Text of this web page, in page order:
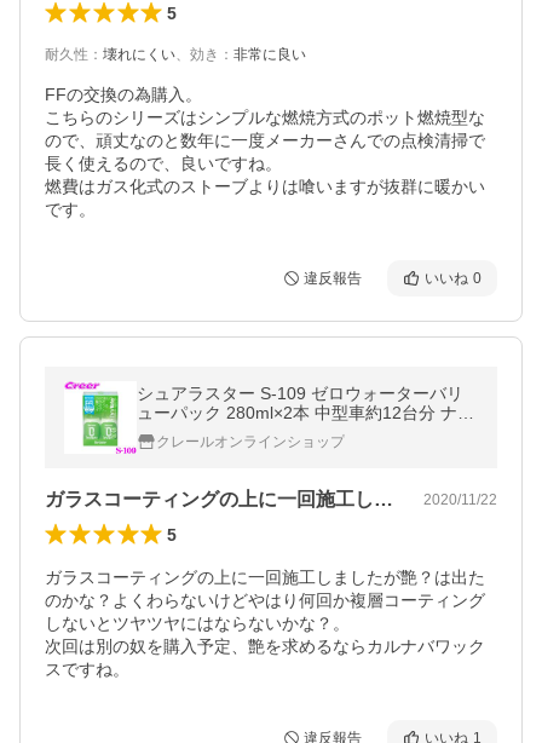
5
耐久性 ： 壊れにくい、 効き ： 非常に良い
FFの交換の為購入。
こちらのシリーズはシンプルな燃焼方式のポット燃焼型な
ので、頑丈なのと数年に一度メーカーさんでの点検清掃で
長く使えるので、良いですね。
燃費はガス化式のストーブよりは喰いますが抜群に暖かい
です。
違反報告 いいね 0
シュアラスター S-109 ゼロウォーターバリ
ューパック 280ml×2本 中型車約12台分 ナノ
成分nano+配合 ガラス系ナノコーティング
洗車 用品
クレールオンラインショップ
ガラスコーティングの上に一回施工しまし… 2020/11/22
5
ガラスコーティングの上に一回施工しましたが艶？は出た
のかな？よくわらないけどやはり何回か複層コーティング
しないとツヤツヤにはならないかな？。
次回は別の奴を購入予定、艶を求めるならカルナバワック
スですね。
違反報告 いいね 1